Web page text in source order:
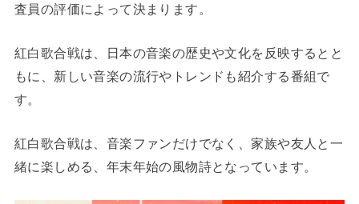
査員の評価によって決まります。
紅白歌合戦は、日本の音楽の歴史や文化を反映するとと
もに、新しい音楽の流行やトレンドも紹介する番組で
す。
紅白歌合戦は、音楽ファンだけでなく、家族や友人と一
緒に楽しめる、年末年始の風物詩となっています。